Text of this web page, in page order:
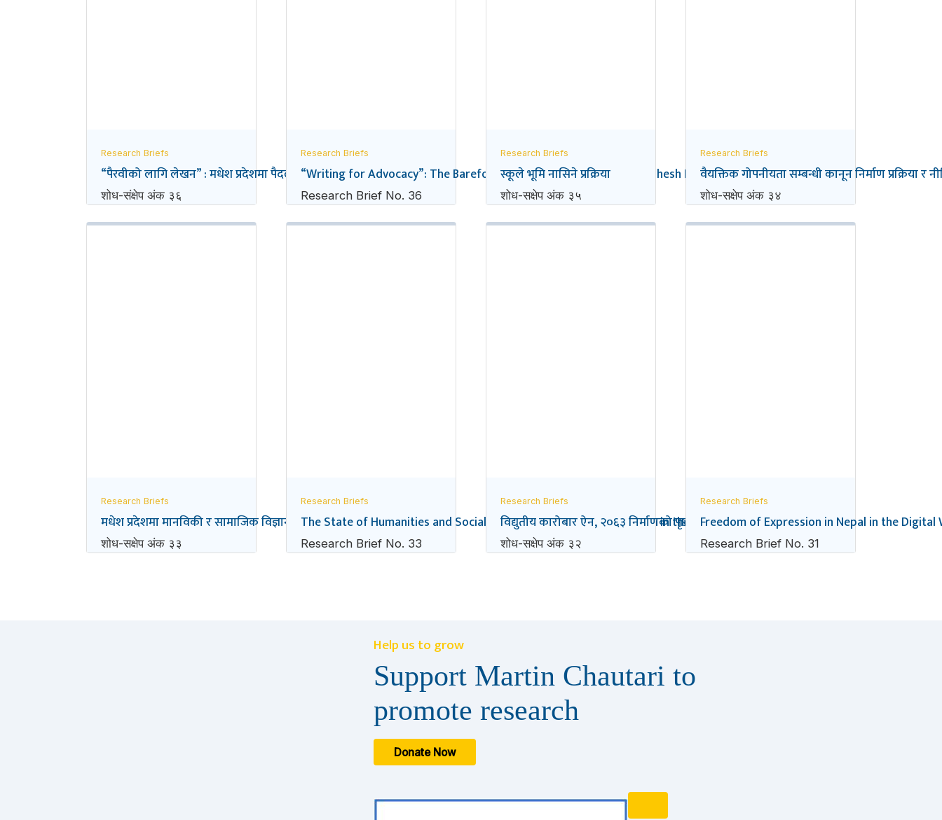
Research Briefs
“पैरवीको लागि लेखन” : मधेश प्रदेशमा पैदल अनुसन्धान पहल
शोध-संक्षेप अंक ३६
Research Briefs
“Writing for Advocacy”: The Barefoot Research Initiative in the Madhesh Province of Nepal
Research Brief No. 36
Research Briefs
स्कूले भूमि नासिने प्रक्रिया
शोध-स‌क्षेप अंक ३५
Research Briefs
वैयक्तिक गोपनीयता सम्बन्धी कानून निर्माण प्रक्रिया र
शोध-स‌क्षेप अंक ३४
Research Briefs
मधेश प्रदेशमा मानविकी र सामाजिक विज्ञानको अध्ययन-अध्यापन र अनुसन्धान
शोध-स‌क्षेप अंक ३३
Research Briefs
The State of Humanities and Social Sciences Teaching and Research in the Madhesh Province, Nepal
Research Brief No. 33
Research Briefs
विद्युतीय कारोबार ऐन, २०६३ निर्माणको पृष्ठभूमि र प्रक्रिया
शोध-स‌क्षेप अंक ३२
Research Briefs
Freedom of Expression in Nepal in the Digital
Research Brief No. 31
Help us to grow
Support Martin Chautari to
promote research
Donate Now